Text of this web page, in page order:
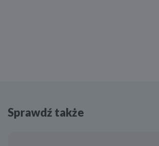
Sprawdź także